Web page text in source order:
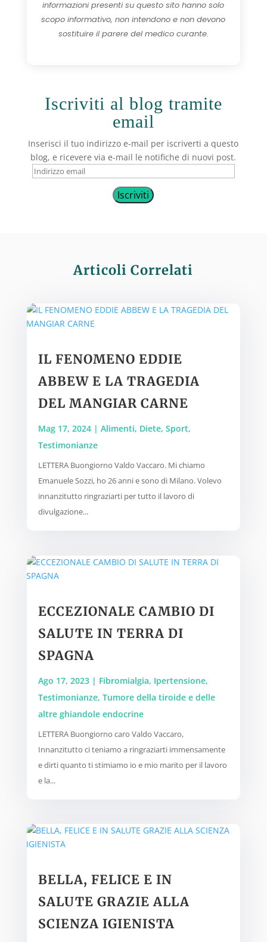
informazioni presenti su questo sito hanno solo
scopo informativo, non intendono e non devono
sostituire il parere del medico curante.
Iscriviti al blog tramite
email
Inserisci il tuo indirizzo e-mail per iscriverti a questo
blog, e ricevere via e-mail le notifiche di nuovi post.
Indirizzo
Iscriviti
Articoli Correlati
IL FENOMENO EDDIE
ABBEW E LA TRAGEDIA
DEL MANGIAR CARNE
Mag 17, 2024| Alimenti, Diete, Sport,
Testimonianze
LETTERA Buongiorno Valdo Vaccaro. Mi chiamo
Emanuele Sozzi, ho 26 anni e sono di Milano. Volevo
innanzitutto ringraziarti per tutto il lavoro di
divulgazione...
ECCEZIONALE CAMBIO DI
SALUTE IN TERRA DI
SPAGNA
Ago 17, 2023| Fibromialgia, Ipertensione,
Testimonianze, Tumore della tiroide e delle
altre ghiandole endocrine
LETTERA Buongiorno caro Valdo Vaccaro,
Innanzitutto ci teniamo a ringraziarti immensamente
e dirti quanto ti stimiamo io e mio marito per il lavoro
e la...
BELLA, FELICE E IN
SALUTE GRAZIE ALLA
SCIENZA IGIENISTA